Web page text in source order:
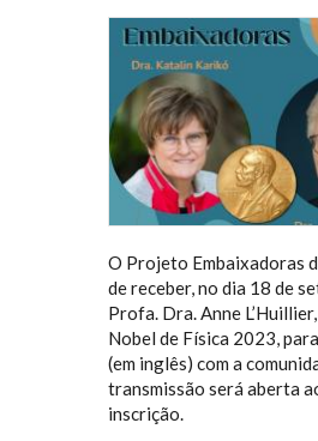
O Projeto Embaixadoras
de receber, no dia 18 de
Profa. Dra. Anne
Nobel de Física 2023,
(em inglês) com a
transmissão será aberta
inscrição.